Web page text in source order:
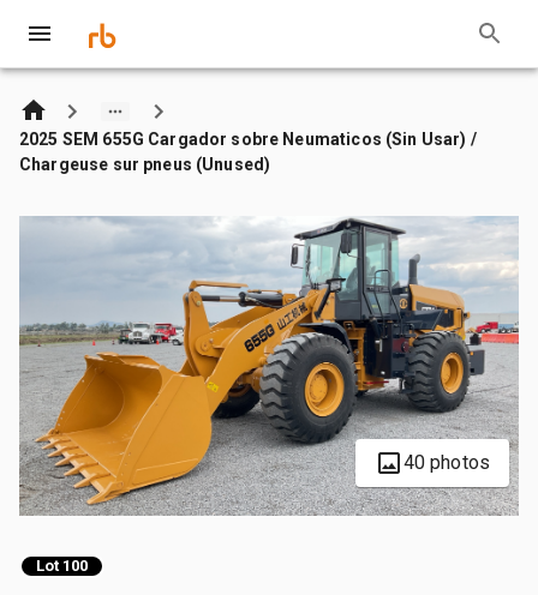
2025 SEM 655G Cargador sobre Neumaticos (Sin Usar) /
Chargeuse sur pneus (Unused)
40 photos
Lot 100